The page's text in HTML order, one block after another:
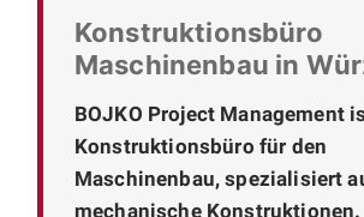
Konstruktionsbüro
Maschinenbau in
BOJKO Project Management
Konstruktionsbüro für den
Maschinenbau, spezialisiert
mechanische Konstruktionen.